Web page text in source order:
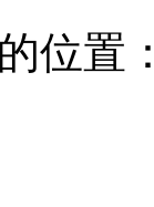
位置：